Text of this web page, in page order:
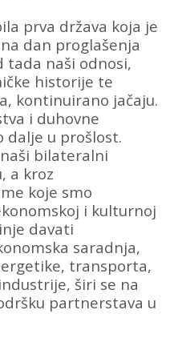
prva država koja je
dan proglašenja
tada naši odnosi,
historije te
kontinuirano jačaju.
i duhovne
dalje u prošlost.
bilateralni
a kroz
koje smo
i kulturnoj
davati
saradnja,
transporta,
širi se na
partnerstava u